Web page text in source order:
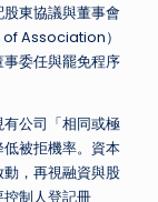
東協議與董事會
Association）
委任與罷免程序
公司「相同或極
被拒機率。資本
，再視融資與股
制人登記冊